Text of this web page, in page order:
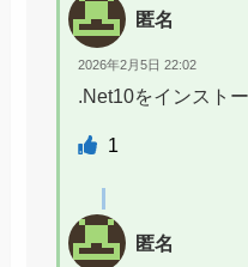
匿名
2026年2月5日 22:02
.Net10をインスト
1
匿名